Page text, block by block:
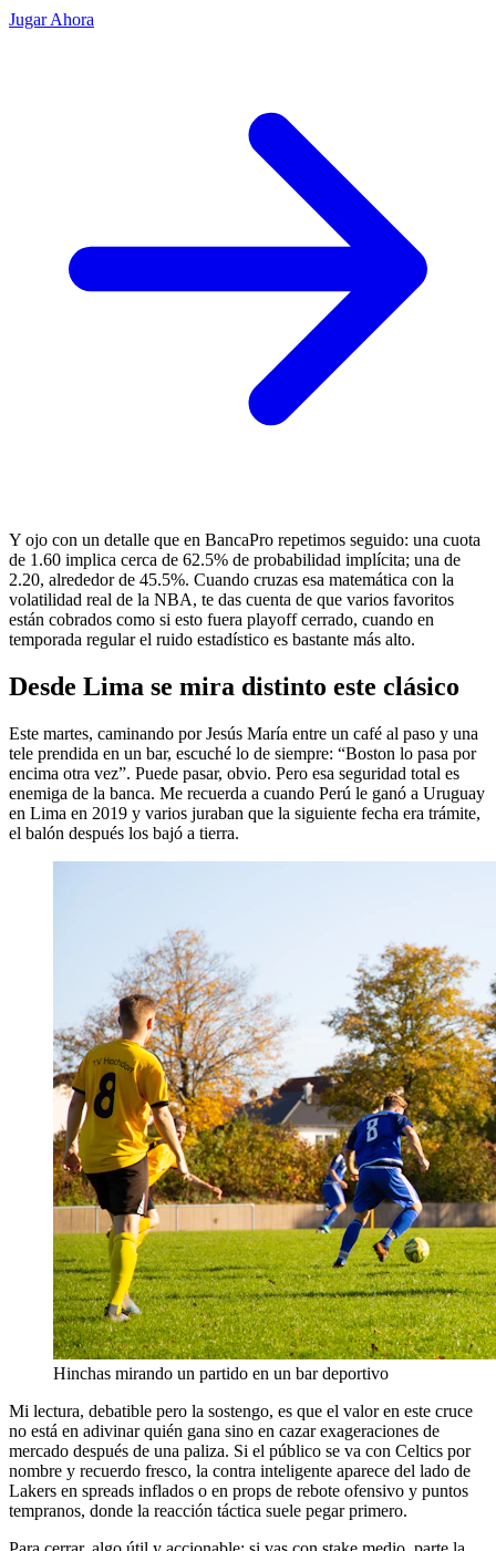
Jugar Ahora
Y ojo con un detalle que en BancaPro repetimos seguido: una cuota
de 1.60 implica cerca de 62.5% de probabilidad implícita; una de
2.20, alrededor de 45.5%. Cuando cruzas esa matemática con la
volatilidad real de la NBA, te das cuenta de que varios favoritos
están cobrados como si esto fuera playoff cerrado, cuando en
temporada regular el ruido estadístico es bastante más alto.
Desde Lima se mira distinto este clásico
Este martes, caminando por Jesús María entre un café al paso y una
tele prendida en un bar, escuché lo de siempre: “Boston lo pasa por
encima otra vez”. Puede pasar, obvio. Pero esa seguridad total es
enemiga de la banca. Me recuerda a cuando Perú le ganó a Uruguay
en Lima en 2019 y varios juraban que la siguiente fecha era trámite,
el balón después los bajó a tierra.
Hinchas mirando un partido en un bar deportivo
Mi lectura, debatible pero la sostengo, es que el valor en este cruce
no está en adivinar quién gana sino en cazar exageraciones de
mercado después de una paliza. Si el público se va con Celtics por
nombre y recuerdo fresco, la contra inteligente aparece del lado de
Lakers en spreads inflados o en props de rebote ofensivo y puntos
tempranos, donde la reacción táctica suele pegar primero.